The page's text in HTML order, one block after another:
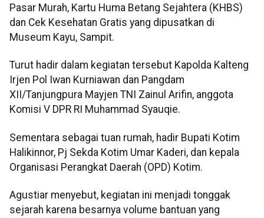
Pasar Murah, Kartu Huma Betang Sejahtera (KHBS)
dan Cek Kesehatan Gratis yang dipusatkan di
Museum Kayu, Sampit.
Turut hadir dalam kegiatan tersebut Kapolda Kalteng
Irjen Pol Iwan Kurniawan dan Pangdam
XII/Tanjungpura Mayjen TNI Zainul Arifin, anggota
Komisi V DPR RI Muhammad Syauqie.
Sementara sebagai tuan rumah, hadir Bupati Kotim
Halikinnor, Pj Sekda Kotim Umar Kaderi, dan kepala
Organisasi Perangkat Daerah (OPD) Kotim.
Agustiar menyebut, kegiatan ini menjadi tonggak
sejarah karena besarnya volume bantuan yang